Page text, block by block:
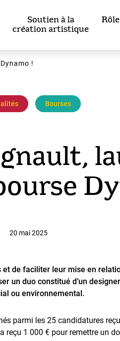
Soutien à la
création artistique
!
Bourses
20 mai 2025
de faciliter leur mise en
un duo constitué d’un
ou environnemental.
parmi les 25 candidatures
reçu 1 000 € pour remettre un